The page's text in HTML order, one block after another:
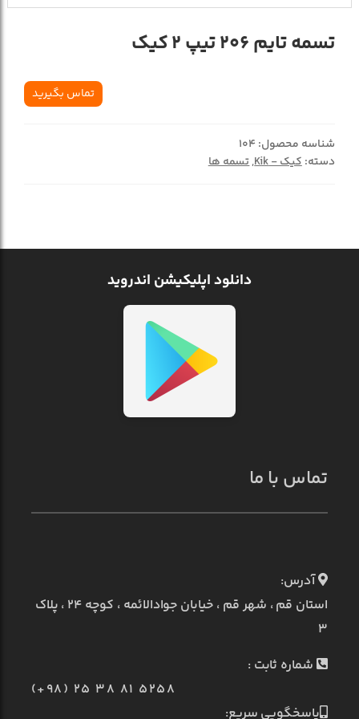
تسمه تايم 206 تيپ 2 کيک
تماس بگیرید
شناسه محصول: 104
دسته:کیک - Kik ,تسمه ها
دانلود اپلیکیشن اندروید
تماس با ما
آدرس:
استان قم ، شهر قم ، خیابان جوادالائمه ، کوچه ۲۴ ، پلاک
۳
شماره ثابت :
(+98) 25 38 81 5258
پاسخگویی سریع: